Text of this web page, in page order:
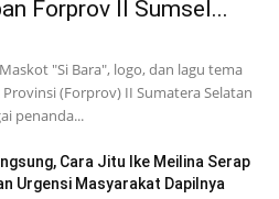
Forprov II Sumsel...
"Si Bara", logo, dan lagu tema
(Forprov) II Sumatera Selatan
penanda...
Cara Jitu Ike Meilina Serap
Urgensi Masyarakat Dapilnya